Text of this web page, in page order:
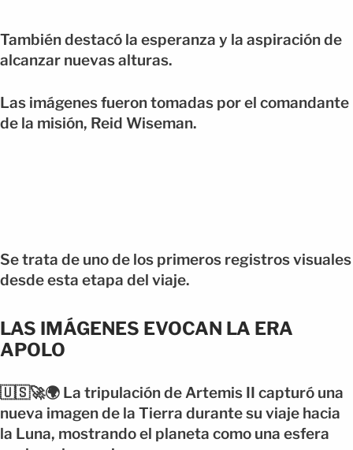
También destacó la esperanza y la aspiración de
alcanzar nuevas alturas.
Las imágenes fueron tomadas por el comandante
de la misión, Reid Wiseman.
Se trata de uno de los primeros registros visuales
desde esta etapa del viaje.
LAS IMÁGENES EVOCAN LA ERA
APOLO
🇺🇸🚀🌍 La tripulación de Artemis II capturó una
nueva imagen de la Tierra durante su viaje hacia
la Luna, mostrando el planeta como una esfera